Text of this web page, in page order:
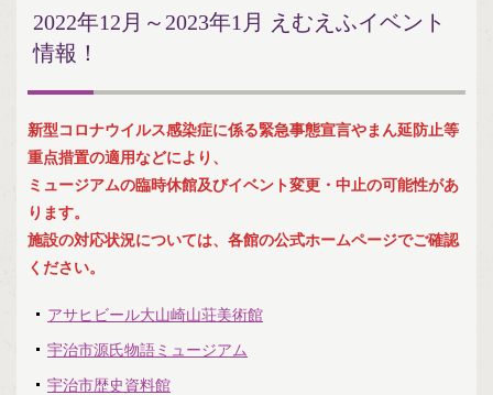
ホーム
お知らせ
えむえふコラム
つなプロ
2022年12月～2023年1月 えむえふイベント
情報！
新型コロナウイルス感染症に係る緊急事態宣言やまん延防止等
重点措置の適用などにより、
ミュージアムの臨時休館及びイベント変更・中止の可能性があ
ります。
施設の対応状況については、各館の公式ホームページでご確認
ください。
アサヒビール大山崎山荘美術館
宇治市源氏物語ミュージアム
宇治市歴史資料館